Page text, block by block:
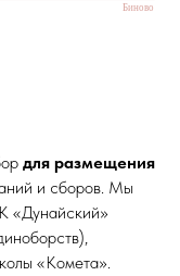
Биново
для размещения
и сборов. Мы
«Дунайский»
«Комета».